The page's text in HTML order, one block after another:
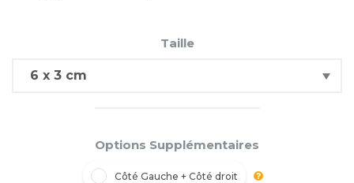
Taille
Options Supplémentaires
Côté Gauche + Côté droit